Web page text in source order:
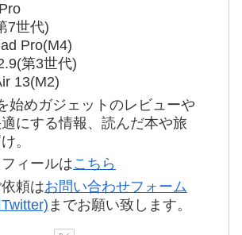
7世代)
Pro(M4)
第3世代)
13(M2)
始めガジェットのレビューや
にする情報、読んだ本や旅
。
ィールはこちら
頼はお問い合わせフォーム
までお願い致します。